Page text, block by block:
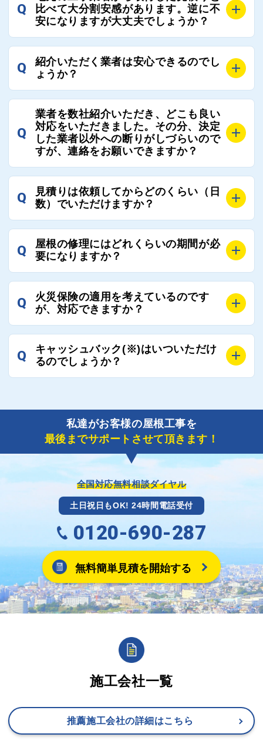
連絡いただければ、お客様の屋根修理を全面的にフォ
ローさせていただきます。お気軽にご相談ください。
でご紹介の要望をいただければ、即時屋根コネクトに
て対応させていただきます。お気軽にお申し付けくだ
Q
比べて大分割安感があります。逆に不
安になりますが大丈夫でしょうか？
残念ながら、リフォーム業界は費用の内訳に不透明な
部分が多く、一見同じ工事でも１００万円以上の差が
屋根コネクトではそのような不安を抱えてしまう屋根
の修理において、適正で公正な工事業者選びのお手伝
いをさせていただくサイトでございます。
まだまだそのような業界だからこそ比較が重要になり
ますので、是非屋根コネクトを活用ください。
Q
紹介いただく業者は安心できるのでし
ょうか？
屋根コネクトでは、お客様の安心を支える「優良工事
業者チェック制度」を設けております。
屋根コネクトにて定期的にお客様アンケートを実施
し、そこで評価の低かった業者は事実確認の上で、屋
根コネクトの判断により即時登録を解除できる契約と
優良業者のみをご紹介できる体制により、お客様の安
心と信頼を維持しております。
Q
業者を数社紹介いただき、どこも良い
対応をいただきました。その分、決定
した業者以外への断りがしづらいので
すが、連絡をお願いできますか？
屋根コネクトにお任せください。屋根コネクトでは、
工事業者へのお断りも無料で代行しております。
れる必要はございませんので、いつでもお気軽にご相
談ください。
Q
見積りは依頼してからどのくらい（日
数）でいただけますか？
工事業者にもよりますが、おおよそ現地調査後3日～1
週間前後にはお届けできます。
ご連絡いただき、屋根コネクトから直ちに紹介の工事
業者へ状況確認の連絡をし、即時対応するよう指示を
いたしますので、お気軽にお申し付けください。
Q
屋根の修理にはどれくらいの期間が必
要になりますか？
工事業者の状況や屋根の状態、工事の内容、天候によ
って工事期間は変わりますが、目安としては、おおよ
また、急ぎの場合などは屋根コネクトとしても全面的
にご協力いたしますので、ご相談ください。可能な限
り期間を短縮できる状況の工事業者を選定させていた
だきます。
Q
火災保険の適用を考えているのです
が、対応できますか？
風災補償を適用される場合は、専門家による視察と必
Q
キャッシュバック(※)はいついただけ
るのでしょうか？
了しましたら、キャッシュバック(※)申込みフォーム
に各項目を入力いただいた上で送信してください。
その内容を屋根コネクトが確認できた日時から翌月末
までには送付手配させていただきます。
※キャッシュバックの金額は契約金額によって異なり
ます。
私達がお客様の屋根工事を
最後までサポートさせて頂きます！
全国対応無料相談ダイヤル
土日祝日もOK! 24時間電話受付
0120-690-287
無料簡単見積を開始する
施工会社一覧
推薦施工会社の詳細はこちら